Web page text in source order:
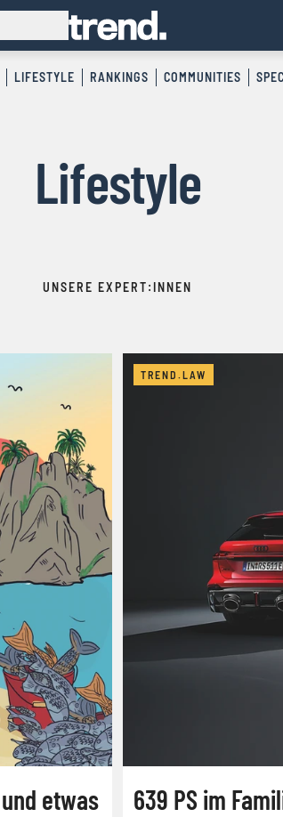
LIFESTYLE RANKINGS COMMUNITIES
Lifestyle
UNSERE EXPERT:INNEN
etwas
TREND.LAW
639 PS im